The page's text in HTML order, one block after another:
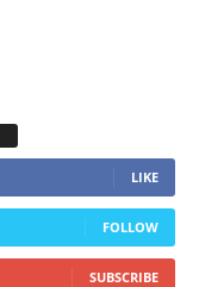
LIKE
FOLLOW
SUBSCRIBE